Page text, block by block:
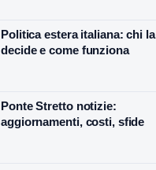
Politica estera italiana: chi la
decide e come funziona
Ponte Stretto notizie:
aggiornamenti, costi, sfide